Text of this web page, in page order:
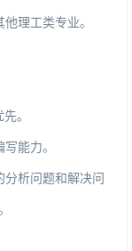
理工类专业。
。
能力。
析问题和解决问